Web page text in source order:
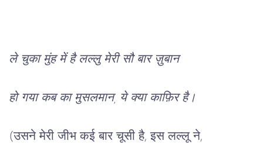
ले चुका मुंह में है लल्लु मेरी सौ बार ज़ुबान
हो गया कब का मुसलमान, ये क्या काफ़िर है।
(उसने मेरी जीभ कई बार चूसी है, इस लल्लू ने,